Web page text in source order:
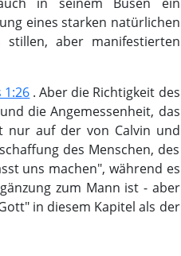
eines starken natürlichen
aber manifestierten
1:26 . Aber die Richtigkeit des
die Angemessenheit, das
nur auf der von Calvin und
des Menschen, des
uns machen", während es
zum Mann ist - aber
in diesem Kapitel als der